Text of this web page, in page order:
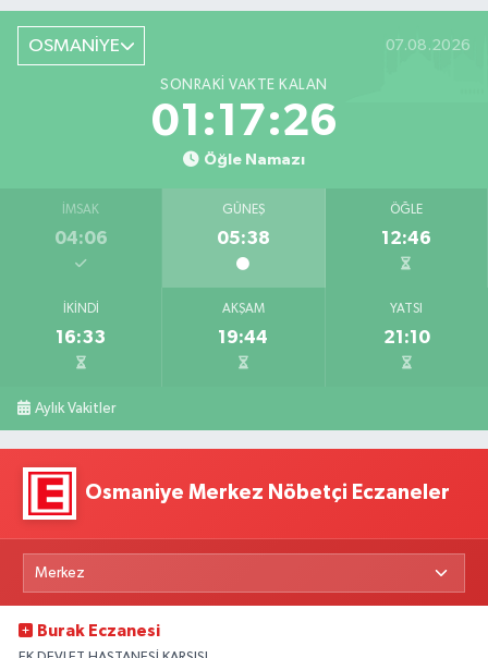
OSMANİYE 07.08.2026
SONRAKI VAKTE KALAN
01:17:25
Öğle Namazı
İMSAK
04:06
GÜNEŞ
05:38
ÖĞLE
12:46
İKINDI
16:33
AKŞAM
19:44
YATSI
21:10
Aylık Vakitler
Osmaniye Merkez Nöbetçi Eczaneler
Burak Eczanesi